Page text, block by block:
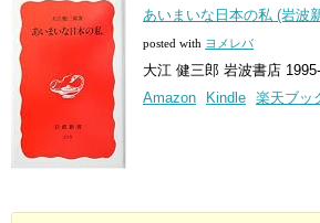
あいまいな日本の私 (岩波
posted with ヨメレバ
大江 健三郎 岩波書店
Amazon
Kindle 楽天ブッ